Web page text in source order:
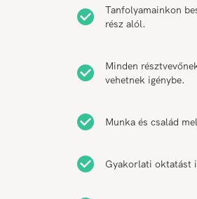
Tanfolyamainkon
rész alól.
Minden
vehetnek igénybe.
Munka és család
Gyakorlati oktatást